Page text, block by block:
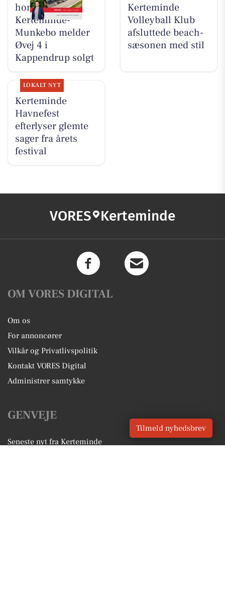
home
Kerteminde-
Munkebo melder
Øvej 4 i
Kappendrup solgt
Kerteminde
Volleyball Klub
afsluttede beach-
sæsonen med stil
LOKALT NYT
Kerteminde
Havnefest
efterlyser glemte
sager fra årets
festival
VORES Kerteminde
OM VORES DIGITAL
Om os
For annoncører
Vilkår og Privatlivspolitik
Kontakt VORES Digital
Administrer samtykke
GENVEJE
Seneste nyt fra Kerteminde
Tilmeld nyhedsbrev